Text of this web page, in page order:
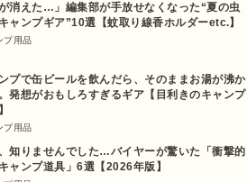
が消えた…」編集部が手放せなくなった“夏の虫
ャンプギア”10選【蚊取り線香ホルダーetc.】
プ用品
プで缶ビールを飲んだら、そのままお湯が沸か
発想がおもしろすぎるギア【目利きのキャンプ
プ用品
知りませんでした…バイヤーが驚いた「衝撃的
ャンプ道具」6選【2026年版】